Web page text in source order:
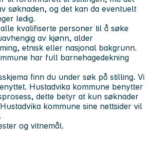
søknaden, og det kan da eventuelt
ledig.
kvalifiserte personer til å søke
av kjønn, alder
etnisk eller nasjonal bakgrunn.
har full barnehagedekning
finn du under søk på stilling. Vi
Hustadvika kommune benytter
dette betyr at kun søknader
kommune sine nettsider vil
og vitnemål.